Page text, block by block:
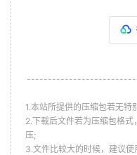
1.本站所提供的压缩包若无
2.下载后文件若为压缩包格
压;
3.文件比较大的时候，建议